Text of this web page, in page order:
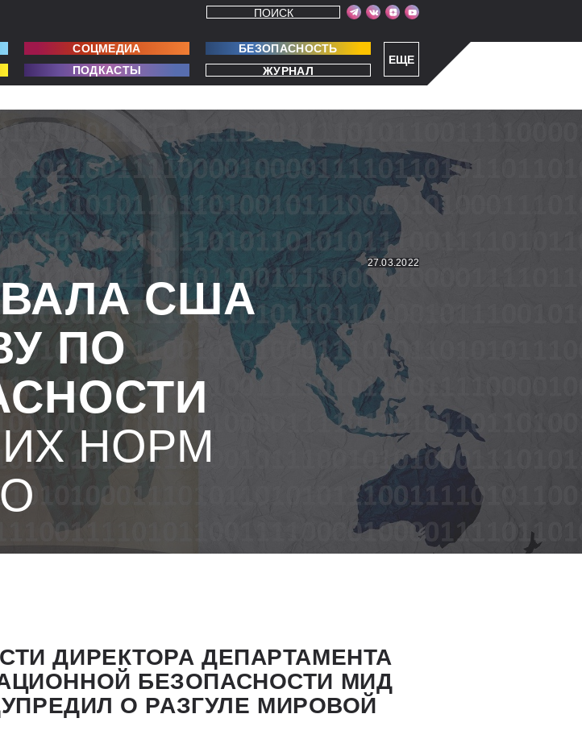
ЕЩЕ
ПОИСК
СОЦМЕДИА
БЕЗОПАСНОСТЬ
ПОДКАСТЫ ЖУРНАЛ
27.03.2022
США
ПО
НОРМ
ДИРЕКТОРА ДЕПАРТАМЕНТА
БЕЗОПАСНОСТИ МИД
О РАЗГУЛЕ МИРОВОЙ